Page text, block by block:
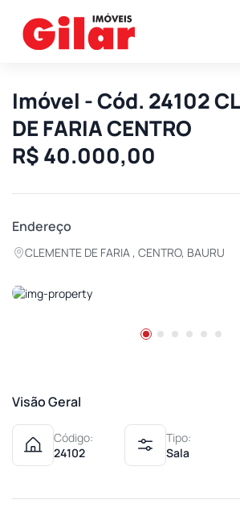
Imóvel - Cód. 24102
DE FARIA CENTRO
R$ 40.000,00
Endereço
CLEMENTE DE FARIA , CENTRO, BAURU
Visão Geral
Código:
24102
Tipo:
Sala